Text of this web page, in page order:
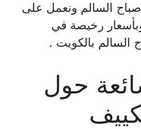
السالم ونعمل على
رخيصة في
بالكويت .
حول